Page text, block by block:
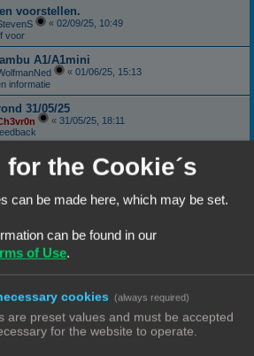
voorstellen.
« 02/09/25, 10:49
voor
A1/A1mini
« 01/06/25, 15:13
informatie
31/05/25
« 31/05/25, 18:11
11/01/25, 18:06
Vraag en Aanbod
specifieke vragen
opgelost probleem
afgerond 08/09/24
Ch3vr0n «08/09/24, 13:06
the Cookie´s
can be made here, which may be set.
can be found in our
of Use.
cookies (always required)
are preset values and must be accepted
for the website to operate.